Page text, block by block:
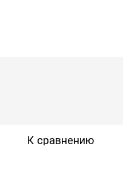
К сравнению